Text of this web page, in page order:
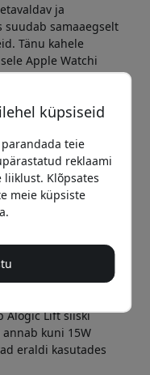
ja
samaaegselt
Tänu kahele
Apple Watchi
jaoks ja USB-C
see energiapank sinu
laadima.
tagasihoidlik
Lift
ja
statiiv võimaldab
kaasasolevad
paljude Android-
ühenduse tüübist
võtab kauem
Alogic Lift siiski
kuni 15W
eraldi kasutades
küpsiseid
teie
reklaami
Klõpsates
meie küpsiste